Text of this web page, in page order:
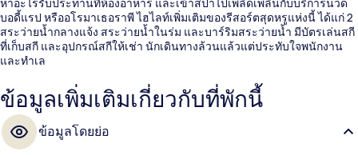
หาอะไรรับประทานที่ห้องอาหาร และเข้าสปาไปเพลิดเพลินกับบริการนวด
บอดี้แรป หรืออโรมาเธอราพี ไฮไลท์เพิ่มเติมของรีสอร์ตสุดหรูแห่งนี้ ได้แก่ 2
สระว่ายน้ำกลางแจ้ง สระว่ายน้ำในร่ม และบาร์ริมสระว่ายน้ำ มีบัตรเล่นสกี
ที่เก็บสกี และอุปกรณ์สกีให้เช่า นักเดินทางล้วนแล้วแต่ประทับใจพนักงาน
และทำเล
ข้อมูลเพิ่มเติมเกี่ยวกับที่พักนี้
ข้อมูลโดยย่อ